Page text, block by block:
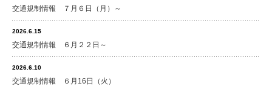
交通規制情報 ７月６日（月）～
2026.6.15
交通規制情報 ６月２２日～
2026.6.10
交通規制情報 ６月16日（火）